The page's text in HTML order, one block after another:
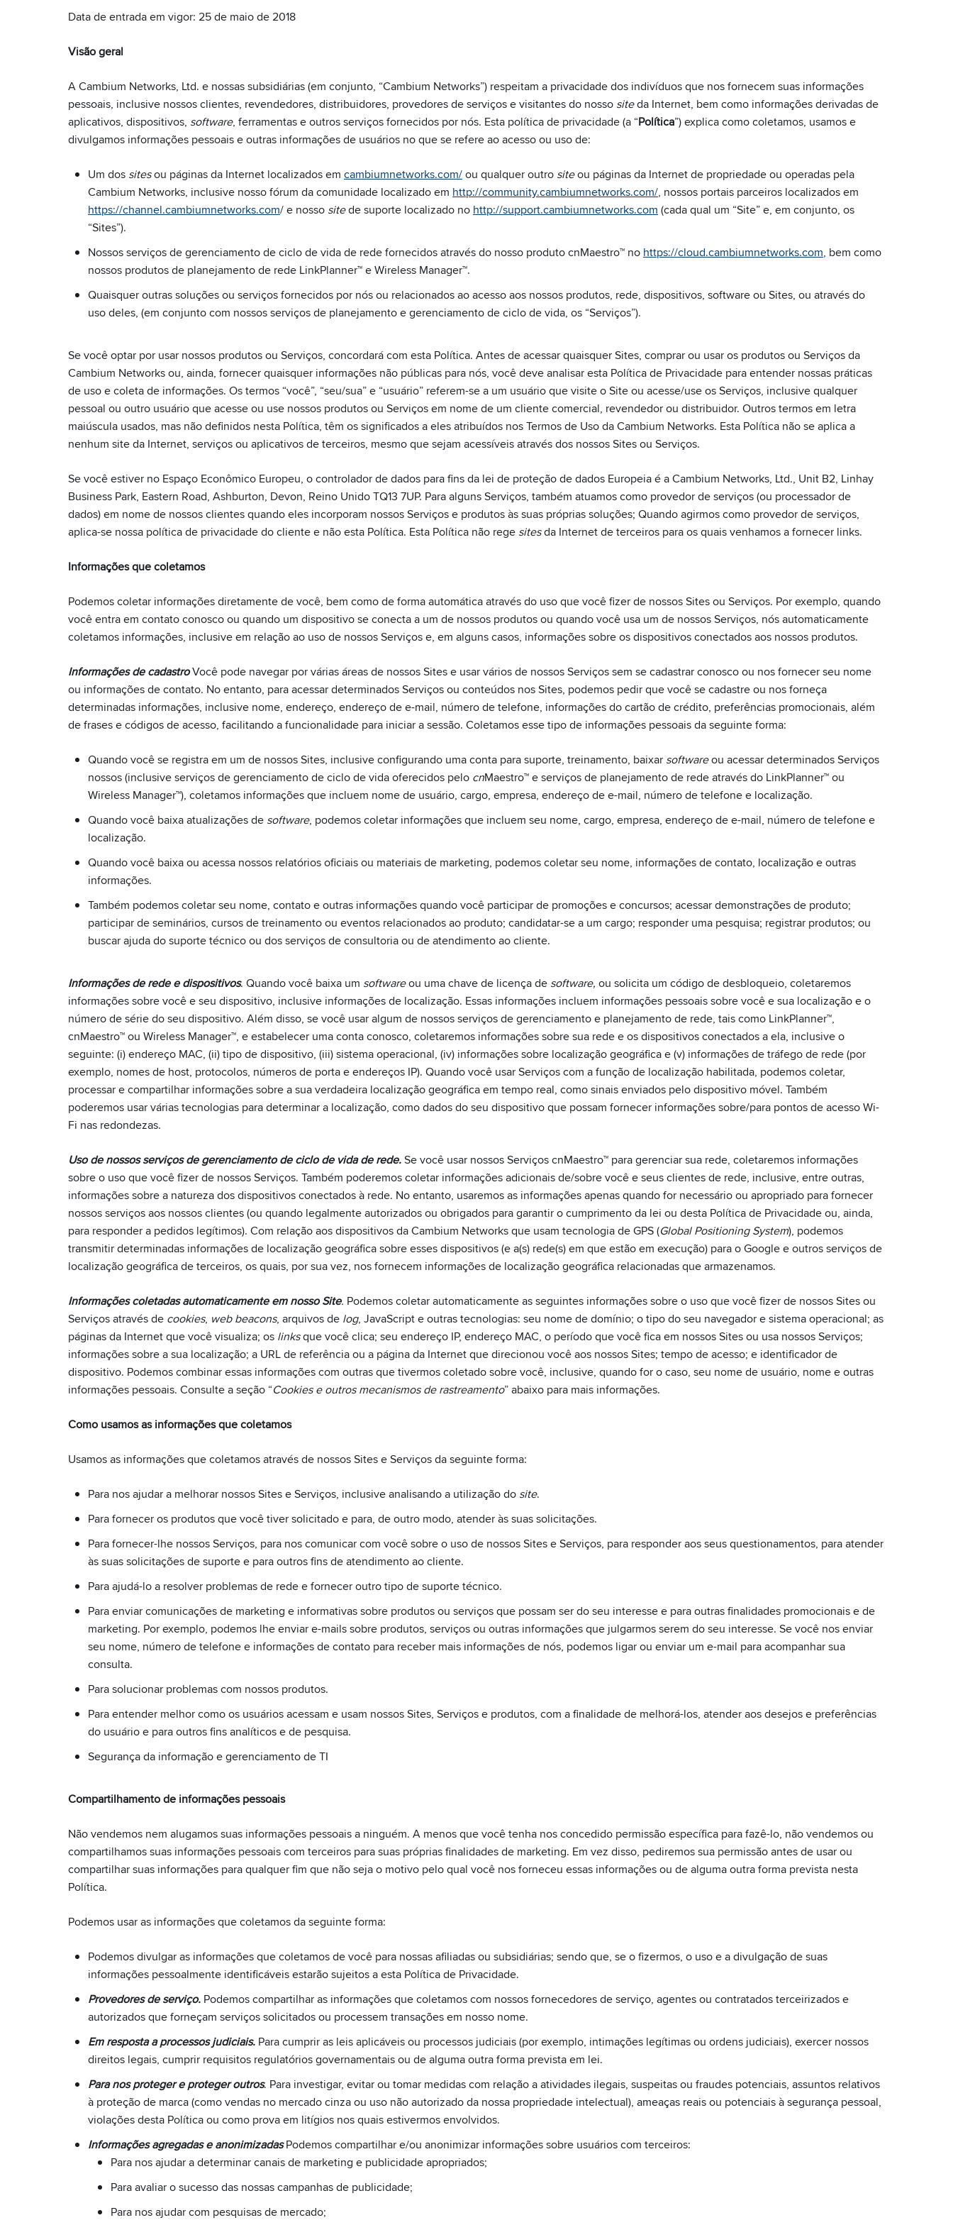
Data de entrada em vigor: 25 de maio de 2018
Visão geral
A Cambium Networks, Ltd. e nossas subsidiárias (em conjunto, “Cambium Networks”) respeitam a privacidade dos indivíduos que nos fornecem suas informações
pessoais, inclusive nossos clientes, revendedores, distribuidores, provedores de serviços e visitantes do nosso siteda Internet, bem como informações derivadas de
aplicativos, dispositivos, software, ferramentas e outros serviços fornecidos por nós. Esta política de privacidade (a “Política”) explica como coletamos, usamos e
divulgamos informações pessoais e outras informações de usuários no que se refere ao acesso ou uso de:
Um dos sitesou páginas da Internet localizados em cambiumnetworks.com/ou qualquer outro siteou páginas da Internet de propriedade ou operadas pela
Cambium Networks, inclusive nosso fórum da comunidade localizado em http://community.cambiumnetworks.com/, nossos portais parceiros localizados em
https://channel.cambiumnetworks.com/ e nosso sitede suporte localizado no http://support.cambiumnetworks.com (cada qual um “Site” e, em conjunto, os
“Sites”).
Nossos serviços de gerenciamento de ciclo de vida de rede fornecidos através do nosso produto cnMaestro™ no https://cloud.cambiumnetworks.com, bem como
nossos produtos de planejamento de rede LinkPlanner™ e Wireless Manager™.
Quaisquer outras soluções ou serviços fornecidos por nós ou relacionados ao acesso aos nossos produtos, rede, dispositivos, software ou Sites, ou através do
uso deles, (em conjunto com nossos serviços de planejamento e gerenciamento de ciclo de vida, os “Serviços”).
Se você optar por usar nossos produtos ou Serviços, concordará com esta Política. Antes de acessar quaisquer Sites, comprar ou usar os produtos ou Serviços da
Cambium Networks ou, ainda, fornecer quaisquer informações não públicas para nós, você deve analisar esta Política de Privacidade para entender nossas práticas
de uso e coleta de informações. Os termos “você”, “seu/sua” e “usuário” referem-se a um usuário que visite o Site ou acesse/use os Serviços, inclusive qualquer
pessoal ou outro usuário que acesse ou use nossos produtos ou Serviços em nome de um cliente comercial, revendedor ou distribuidor. Outros termos em letra
maiúscula usados, mas não definidos nesta Política, têm os significados a eles atribuídos nos Termos de Uso da Cambium Networks. Esta Política não se aplica a
nenhum site da Internet, serviços ou aplicativos de terceiros, mesmo que sejam acessíveis através dos nossos Sites ou Serviços.
Se você estiver no Espaço Econômico Europeu, o controlador de dados para fins da lei de proteção de dados Europeia é a Cambium Networks, Ltd., Unit B2, Linhay
Business Park, Eastern Road, Ashburton, Devon, Reino Unido TQ13 7UP. Para alguns Serviços, também atuamos como provedor de serviços (ou processador de
dados) em nome de nossos clientes quando eles incorporam nossos Serviços e produtos às suas próprias soluções; Quando agirmos como provedor de serviços,
aplica-se nossa política de privacidade do cliente e não esta Política. Esta Política não rege sitesda Internet de terceiros para os quais venhamos a fornecer links.
Informações que coletamos
Podemos coletar informações diretamente de você, bem como de forma automática através do uso que você fizer de nossos Sites ou Serviços. Por exemplo, quando
você entra em contato conosco ou quando um dispositivo se conecta a um de nossos produtos ou quando você usa um de nossos Serviços, nós automaticamente
coletamos informações, inclusive em relação ao uso de nossos Serviços e, em alguns casos, informações sobre os dispositivos conectados aos nossos produtos.
Informações de cadastroVocê pode navegar por várias áreas de nossos Sites e usar vários de nossos Serviços sem se cadastrar conosco ou nos fornecer seu nome
ou informações de contato. No entanto, para acessar determinados Serviços ou conteúdos nos Sites, podemos pedir que você se cadastre ou nos forneça
determinadas informações, inclusive nome, endereço, endereço de e-mail, número de telefone, informações do cartão de crédito, preferências promocionais, além
de frases e códigos de acesso, facilitando a funcionalidade para iniciar a sessão. Coletamos esse tipo de informações pessoais da seguinte forma:
Quando você se registra em um de nossos Sites, inclusive configurando uma conta para suporte, treinamento, baixar softwareou acessar determinados Serviços
nossos (inclusive serviços de gerenciamento de ciclo de vida oferecidos pelo cnMaestro™ e serviços de planejamento de rede através do LinkPlanner™ ou
Wireless Manager™), coletamos informações que incluem nome de usuário, cargo, empresa, endereço de e-mail, número de telefone e localização.
Quando você baixa atualizações de software, podemos coletar informações que incluem seu nome, cargo, empresa, endereço de e-mail, número de telefone e
localização.
Quando você baixa ou acessa nossos relatórios oficiais ou materiais de marketing, podemos coletar seu nome, informações de contato, localização e outras
informações.
Também podemos coletar seu nome, contato e outras informações quando você participar de promoções e concursos; acessar demonstrações de produto;
participar de seminários, cursos de treinamento ou eventos relacionados ao produto; candidatar-se a um cargo; responder uma pesquisa; registrar produtos; ou
buscar ajuda do suporte técnico ou dos serviços de consultoria ou de atendimento ao cliente.
Informações de rede e dispositivos. Quando você baixa um softwareou uma chave de licença de software, ou solicita um código de desbloqueio, coletaremos
informações sobre você e seu dispositivo, inclusive informações de localização. Essas informações incluem informações pessoais sobre você e sua localização e o
número de série do seu dispositivo. Além disso, se você usar algum de nossos serviços de gerenciamento e planejamento de rede, tais como LinkPlanner™,
cnMaestro™ ou Wireless Manager™, e estabelecer uma conta conosco, coletaremos informações sobre sua rede e os dispositivos conectados a ela, inclusive o
seguinte: (i) endereço MAC, (ii) tipo de dispositivo, (iii) sistema operacional, (iv) informações sobre localização geográfica e (v) informações de tráfego de rede (por
exemplo, nomes de host, protocolos, números de porta e endereços IP). Quando você usar Serviços com a função de localização habilitada, podemos coletar,
processar e compartilhar informações sobre a sua verdadeira localização geográfica em tempo real, como sinais enviados pelo dispositivo móvel. Também
poderemos usar várias tecnologias para determinar a localização, como dados do seu dispositivo que possam fornecer informações sobre/para pontos de acesso Wi-
Fi nas redondezas.
Uso de nossos serviços de gerenciamento de ciclo de vida de rede.Se você usar nossos Serviços cnMaestro™ para gerenciar sua rede, coletaremos informações
sobre o uso que você fizer de nossos Serviços. Também poderemos coletar informações adicionais de/sobre você e seus clientes de rede, inclusive, entre outras,
informações sobre a natureza dos dispositivos conectados à rede. No entanto, usaremos as informações apenas quando for necessário ou apropriado para fornecer
nossos serviços aos nossos clientes (ou quando legalmente autorizados ou obrigados para garantir o cumprimento da lei ou desta Política de Privacidade ou, ainda,
para responder a pedidos legítimos). Com relação aos dispositivos da Cambium Networks que usam tecnologia de GPS (Global Positioning System), podemos
transmitir determinadas informações de localização geográfica sobre esses dispositivos (e a(s) rede(s) em que estão em execução) para o Google e outros serviços de
localização geográfica de terceiros, os quais, por sua vez, nos fornecem informações de localização geográfica relacionadas que armazenamos.
Informações coletadas automaticamente em nosso Site. Podemos coletar automaticamente as seguintes informações sobre o uso que você fizer de nossos Sites ou
Serviços através de cookies, web beacons, arquivos de log, JavaScript e outras tecnologias: seu nome de domínio; o tipo do seu navegador e sistema operacional; as
páginas da Internet que você visualiza; os linksque você clica; seu endereço IP, endereço MAC, o período que você fica em nossos Sites ou usa nossos Serviços;
informações sobre a sua localização; a URL de referência ou a página da Internet que direcionou você aos nossos Sites; tempo de acesso; e identificador de
dispositivo. Podemos combinar essas informações com outras que tivermos coletado sobre você, inclusive, quando for o caso, seu nome de usuário, nome e outras
informações pessoais. Consulte a seção “Cookies e outros mecanismos de rastreamento” abaixo para mais informações.
Como usamos as informações que coletamos
Usamos as informações que coletamos através de nossos Sites e Serviços da seguinte forma:
Para nos ajudar a melhorar nossos Sites e Serviços, inclusive analisando a utilização do site.
Para fornecer os produtos que você tiver solicitado e para, de outro modo, atender às suas solicitações.
Para fornecer-lhe nossos Serviços, para nos comunicar com você sobre o uso de nossos Sites e Serviços, para responder aos seus questionamentos, para atender
às suas solicitações de suporte e para outros fins de atendimento ao cliente.
Para ajudá-lo a resolver problemas de rede e fornecer outro tipo de suporte técnico.
Para enviar comunicações de marketing e informativas sobre produtos ou serviços que possam ser do seu interesse e para outras finalidades promocionais e de
marketing. Por exemplo, podemos lhe enviar e-mails sobre produtos, serviços ou outras informações que julgarmos serem do seu interesse. Se você nos enviar
seu nome, número de telefone e informações de contato para receber mais informações de nós, podemos ligar ou enviar um e-mail para acompanhar sua
consulta.
Para solucionar problemas com nossos produtos.
Para entender melhor como os usuários acessam e usam nossos Sites, Serviços e produtos, com a finalidade de melhorá-los, atender aos desejos e preferências
do usuário e para outros fins analíticos e de pesquisa.
Segurança da informação e gerenciamento de TI
Compartilhamento de informações pessoais
Não vendemos nem alugamos suas informações pessoais a ninguém. A menos que você tenha nos concedido permissão específica para fazê-lo, não vendemos ou
compartilhamos suas informações pessoais com terceiros para suas próprias finalidades de marketing. Em vez disso, pediremos sua permissão antes de usar ou
compartilhar suas informações para qualquer fim que não seja o motivo pelo qual você nos forneceu essas informações ou de alguma outra forma prevista nesta
Política.
Podemos usar as informações que coletamos da seguinte forma:
Podemos divulgar as informações que coletamos de você para nossas afiliadas ou subsidiárias; sendo que, se o fizermos, o uso e a divulgação de suas
informações pessoalmente identificáveis estarão sujeitos a esta Política de Privacidade.
Provedores de serviço. Podemos compartilhar as informações que coletamos com nossos fornecedores de serviço, agentes ou contratados terceirizados e
autorizados que forneçam serviços solicitados ou processem transações em nosso nome.
Em resposta a processos judiciais. Para cumprir as leis aplicáveis ou processos judiciais (por exemplo, intimações legítimas ou ordens judiciais), exercer nossos
direitos legais, cumprir requisitos regulatórios governamentais ou de alguma outra forma prevista em lei.
Para nos proteger e proteger outros. Para investigar, evitar ou tomar medidas com relação a atividades ilegais, suspeitas ou fraudes potenciais, assuntos relativos
à proteção de marca (como vendas no mercado cinza ou uso não autorizado da nossa propriedade intelectual), ameaças reais ou potenciais à segurança pessoal,
violações desta Política ou como prova em litígios nos quais estivermos envolvidos.
Informações agregadas e anonimizadasPodemos compartilhar e/ou anonimizar informações sobre usuários com terceiros:
Para nos ajudar a determinar canais de marketing e publicidade apropriados;
Para avaliar o sucesso das nossas campanhas de publicidade;
Para nos ajudar com pesquisas de mercado;